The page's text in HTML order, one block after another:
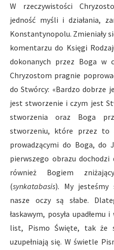
W rzeczywistości
jedność myśli i działania,
Konstantynopolu. Zmieniały
komentarzu do Księgi
dokonanych przez Boga w
Chryzostom pragnie
do Stwórcy: «Bardzo
jest stworzenie i czym jest
stworzenia oraz Boga
stworzeniu, które przez to
prowadzącymi do Boga, do
pierwszego obrazu
również Bogiem
(synkatabasis). My jesteśmy
nasze oczy są słabe.
łaskawym, posyła upadłemu
list, Pismo Święte, tak że
uzupełniają się. W świetle